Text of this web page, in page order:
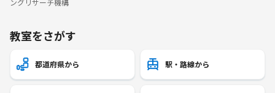
教室をさがす
都道府県から 駅・路線から